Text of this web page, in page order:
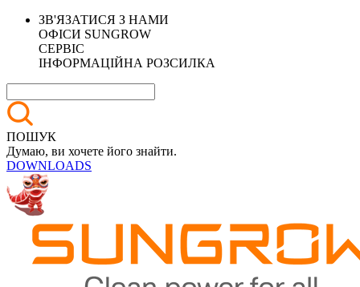
ЗВ'ЯЗАТИСЯ З НАМИ
ОФІСИ SUNGROW
СЕРВІС
ІНФОРМАЦІЙНА РОЗСИЛКА
ПОШУК
Думаю, ви хочете його знайти.
DOWNLOADS